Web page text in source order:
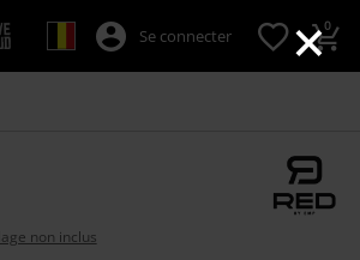
×
Se connecter 0
non inclus